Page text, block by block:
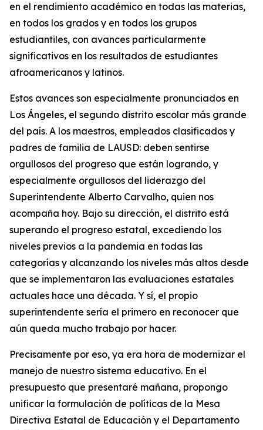
en el rendimiento académico en todas las materias,
en todos los grados y en todos los grupos
estudiantiles, con avances particularmente
significativos en los resultados de estudiantes
afroamericanos y latinos.
Estos avances son especialmente pronunciados en
Los Ángeles, el segundo distrito escolar más grande
del país. A los maestros, empleados clasificados y
padres de familia de LAUSD: deben sentirse
orgullosos del progreso que están logrando, y
especialmente orgullosos del liderazgo del
Superintendente Alberto Carvalho, quien nos
acompaña hoy. Bajo su dirección, el distrito está
superando el progreso estatal, excediendo los
niveles previos a la pandemia en todas las
categorías y alcanzando los niveles más altos desde
que se implementaron las evaluaciones estatales
actuales hace una década. Y sí, el propio
superintendente sería el primero en reconocer que
aún queda mucho trabajo por hacer.
Precisamente por eso, ya era hora de modernizar el
manejo de nuestro sistema educativo. En el
presupuesto que presentaré mañana, propongo
unificar la formulación de políticas de la Mesa
Directiva Estatal de Educación y el Departamento